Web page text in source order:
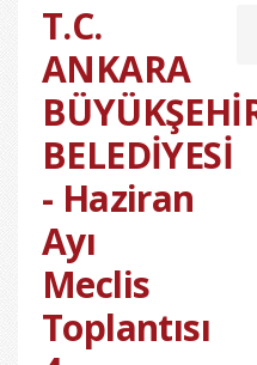
T.C.
ANKARA
BELEDİYESİ
- Haziran
Ayı
Meclis
Toplantısı